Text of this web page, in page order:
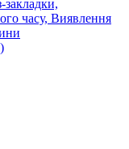
закладки,
часу, Виявлення